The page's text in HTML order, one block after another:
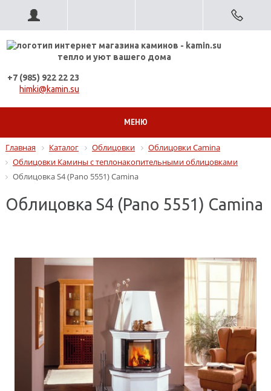
тепло и уют вашего дома
+7 (985) 922 22 23
himki@kamin.su
МЕНЮ
Главная Каталог Облицовки
Облицовки Camina
Облицовки Камины с теплонакопительными облицовками
Облицовка S4 (Pano 5551) Camina
Облицовка S4 (Pano 5551) Camina